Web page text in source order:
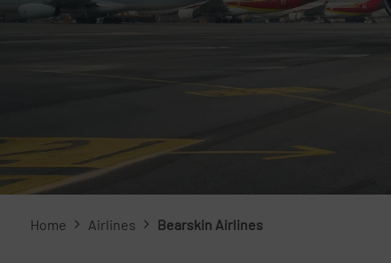
Home Airlines Bearskin Airlines